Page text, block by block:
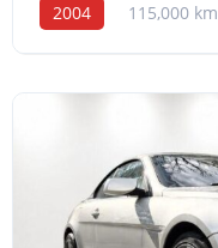
2004 115,000 km